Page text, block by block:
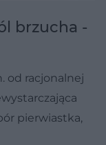
brzucha -
od racjonalnej
pierwiastka,